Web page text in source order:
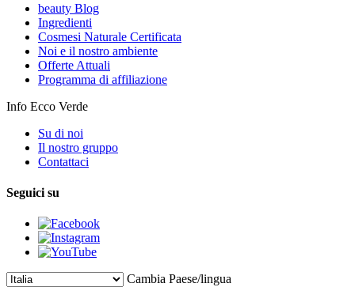
beauty Blog
Ingredienti
Cosmesi Naturale Certificata
Noi e il nostro ambiente
Offerte Attuali
Programma di affiliazione
Info Ecco Verde
Su di noi
Il nostro gruppo
Contattaci
Seguici su
Cambia Paese/lingua